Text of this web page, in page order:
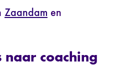
Zaandam en
coaching